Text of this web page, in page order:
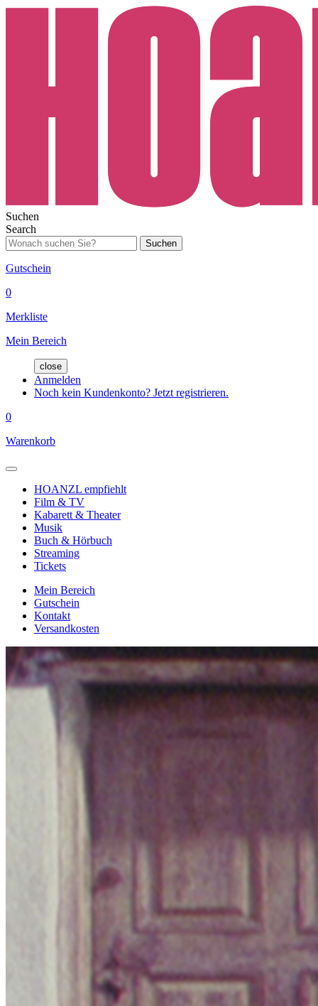
Suchen
Search
Suchen
Gutschein
0
Merkliste
Mein Bereich
close
Anmelden
Noch kein Kundenkonto? Jetzt registrieren.
0
Warenkorb
HOANZL empfiehlt
Film & TV
Kabarett & Theater
Musik
Buch & Hörbuch
Streaming
Tickets
Mein Bereich
Gutschein
Kontakt
Versandkosten